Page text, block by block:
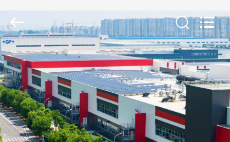
ACCUEIL
PRODUITS
VIDÉOS
Fabrication
Co.,
Ltd..
All
Rights
Reserved.